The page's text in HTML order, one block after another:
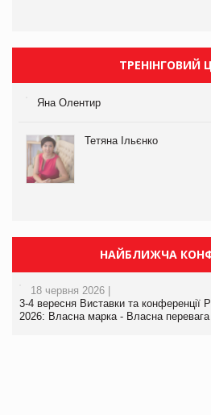
ТРЕНІНГОВИЙ
Яна Олентир
Тетяна Ільєнко
НАЙБЛИЖЧА
18 червня 2026 |
3-4 вересня Виставки та конференції
2026: Власна марка - Власна перевага